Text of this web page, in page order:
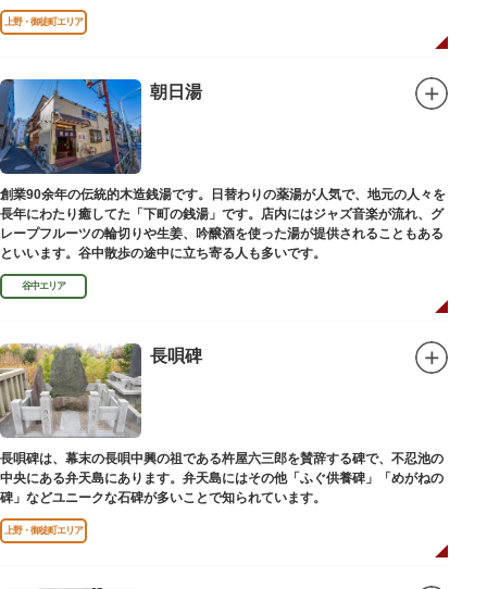
池五山の自筆の詩が刻まれています。
上野・御徒町エリア
朝日湯
創業90余年の伝統的木造銭湯です。日替わりの薬湯が人気で、地元の人々を
長年にわたり癒してた「下町の銭湯」です。店内にはジャズ音楽が流れ、グ
レープフルーツの輪切りや生姜、吟醸酒を使った湯が提供されることもある
といいます。谷中散歩の途中に立ち寄る人も多いです。
谷中エリア
長唄碑
長唄碑は、幕末の長唄中興の祖である杵屋六三郎を賛辞する碑で、不忍池の
中央にある弁天島にあります。弁天島にはその他「ふぐ供養碑」「めがねの
碑」などユニークな石碑が多いことで知られています。
上野・御徒町エリア